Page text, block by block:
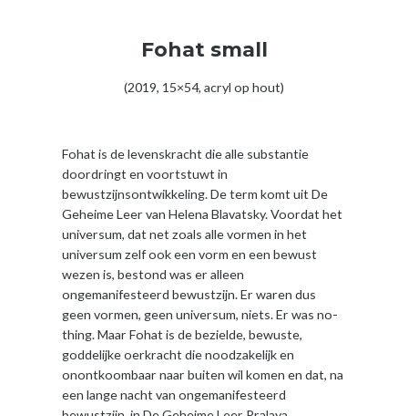
Fohat small
(2019, 15×54, acryl op hout)
Fohat is de levenskracht die alle substantie
doordringt en voortstuwt in
bewustzijnsontwikkeling. De term komt uit De
Geheime Leer van Helena Blavatsky. Voordat het
universum, dat net zoals alle vormen in het
universum zelf ook een vorm en een bewust
wezen is, bestond was er alleen
ongemanifesteerd bewustzijn. Er waren dus
geen vormen, geen universum, niets. Er was no-
thing. Maar Fohat is de bezielde, bewuste,
goddelijke oerkracht die noodzakelijk en
onontkoombaar naar buiten wil komen en dat, na
een lange nacht van ongemanifesteerd